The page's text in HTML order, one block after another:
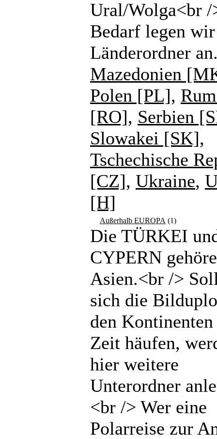
Ural/Wolga<br /
Bedarf legen wir
Länderordner
Mazedonien
Polen [PL],
[RO], Serbien
Slowakei [SK],
Tschechische
[CZ], Ukraine,
[H]
Außerhalb EUROPA (1)
Die TÜRKEI
CYPERN
Asien.<br />
sich die
den
Zeit häufen,
hier weitere
Unterordner
<br /> Wer eine
Polarreise zur